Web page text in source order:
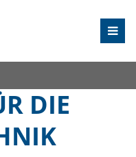
DIE